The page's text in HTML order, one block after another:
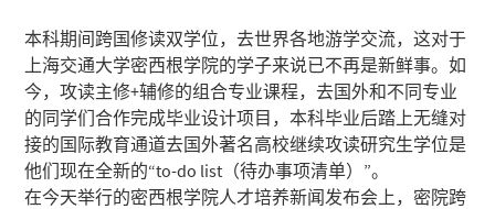
本科期间跨国修读双学位，去世界各地游学交流，这对于
上海交通大学密西根学院的学子来说已不再是新鲜事。如
今，攻读主修+辅修的组合专业课程，去国外和不同专业
的同学们合作完成毕业设计项目，本科毕业后踏上无缝对
接的国际教育通道去国外著名高校继续攻读研究生学位是
他们现在全新的“to-do list（待办事项清单）”。
在今天举行的密西根学院人才培养新闻发布会上，密院跨